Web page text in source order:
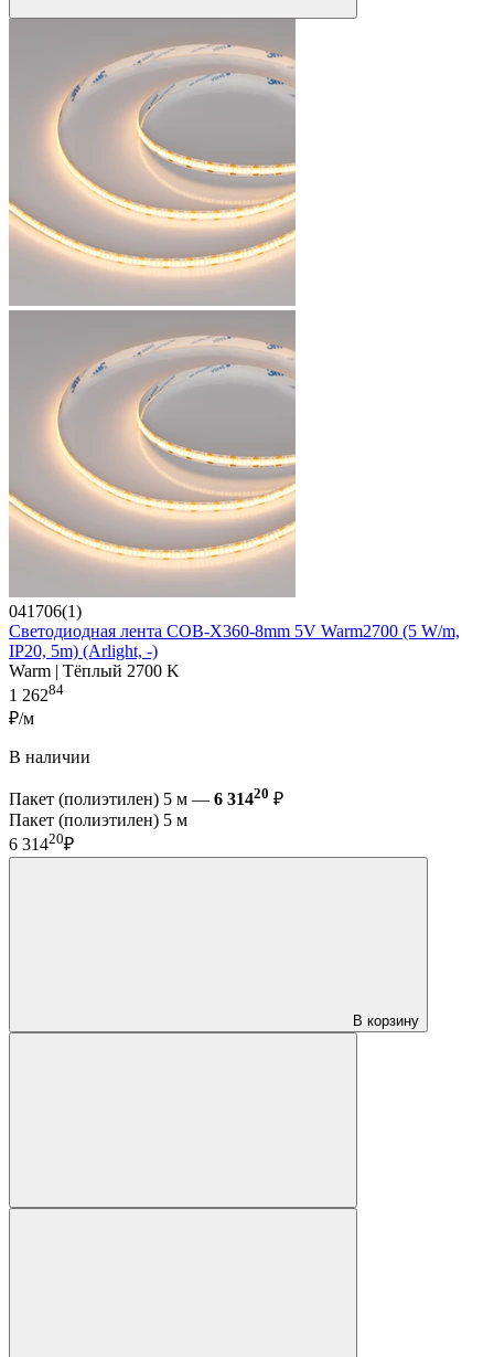
041706(1)
Светодиодная лента COB-X360-8mm 5V Warm2700 (5 W/m,
IP20, 5m) (Arlight, -)
Warm | Тёплый 2700 K
1 26284
₽/м
В наличии
Пакет (полиэтилен) 5 м — 6 31420 ₽
Пакет (полиэтилен) 5 м
6 31420₽
В корзину